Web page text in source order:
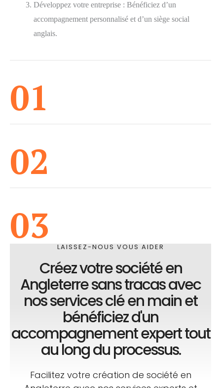
Développez votre entreprise : Bénéficiez d’un
accompagnement personnalisé et d’un siège social
anglais.
01
02
03
LAISSEZ-NOUS VOUS AIDER
Créez votre société en
Angleterre sans tracas avec
nos services clé en main et
bénéficiez d'un
accompagnement expert tout
au long du processus.
Facilitez votre création de société en